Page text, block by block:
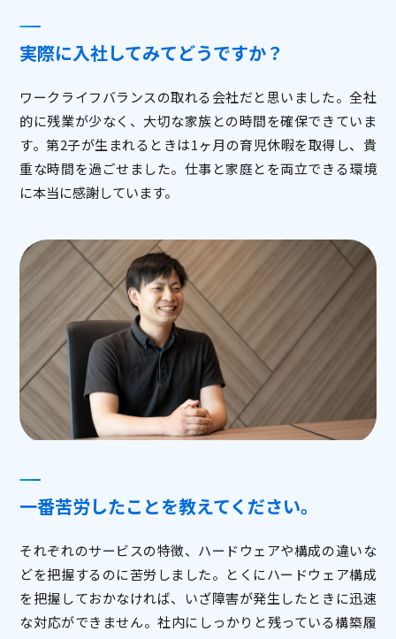
実際に入社してみてどうですか？
ワークライフバランスの取れる会社だと思いました。全社
的に残業が少なく、大切な家族との時間を確保できていま
す。第2子が生まれるときは1ヶ月の育児休暇を取得し、貴
重な時間を過ごせました。仕事と家庭とを両立できる環境
に本当に感謝しています。
一番苦労したことを教えてください。
それぞれのサービスの特徴、ハードウェアや構成の違いな
どを把握するのに苦労しました。とくにハードウェア構成
を把握しておかなければ、いざ障害が発生したときに迅速
な対応ができません。社内にしっかりと残っている構築履